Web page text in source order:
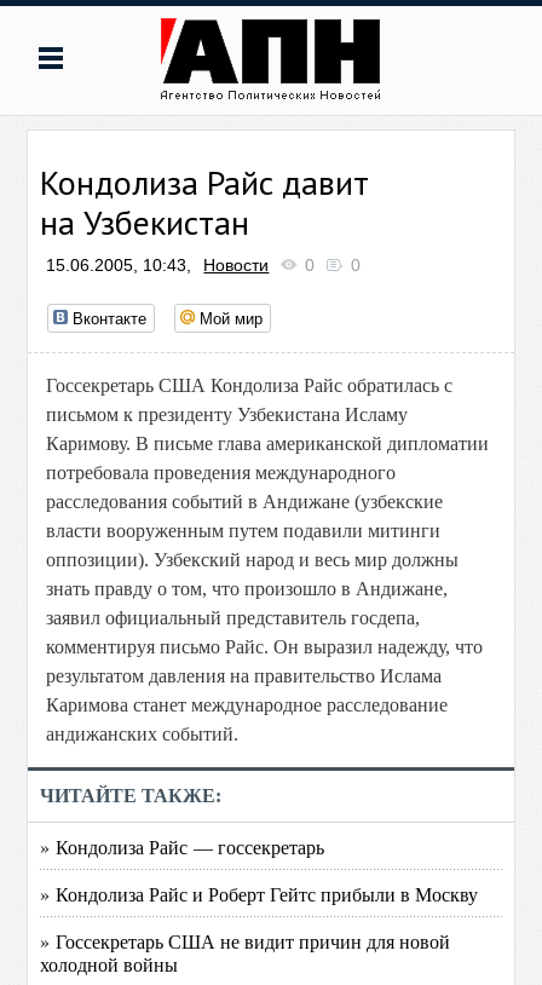
Кондолиза Райс давит
на Узбекистан
15.06.2005, 10:43, Новости 0 0
Вконтакте Мой мир
Госсекретарь США Кондолиза Райс обратилась с
письмом к президенту Узбекистана Исламу
Каримову. В письме глава американской дипломатии
потребовала проведения международного
расследования событий в Андижане (узбекские
власти вооруженным путем подавили митинги
оппозиции). Узбекский народ и весь мир должны
знать правду о том, что произошло в Андижане,
заявил официальный представитель госдепа,
комментируя письмо Райс. Он выразил надежду, что
результатом давления на правительство Ислама
Каримова станет международное расследование
андижанских событий.
ЧИТАЙТЕ ТАКЖЕ:
» Кондолиза Райс — госсекретарь
» Кондолиза Райс и Роберт Гейтс прибыли в Москву
» Госсекретарь США не видит причин для новой
холодной войны